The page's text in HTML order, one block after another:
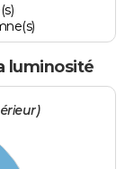
luminosité